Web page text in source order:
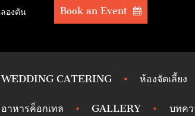
องตัน
Book an Event
WEDDING CATERING ห้องจัดเลี้ยง
อาหารค็อกเทล GALLERY บทคว